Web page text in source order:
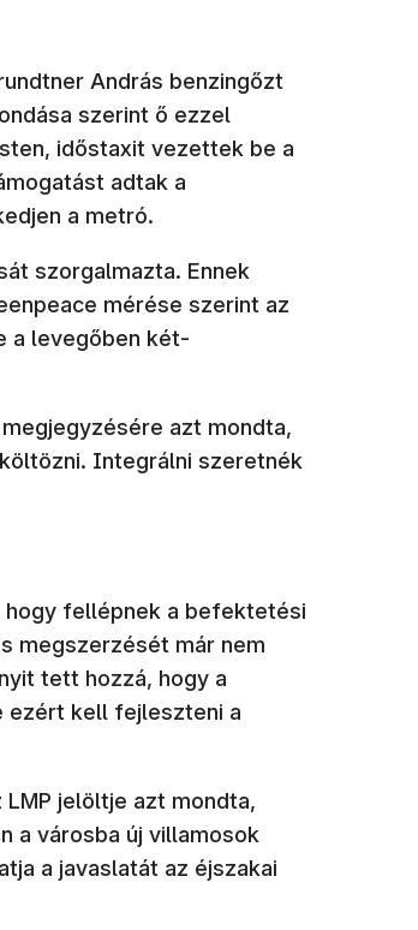
András benzingőzt
szerint ő ezzel
időstaxit vezettek be a
adtak a
a metró.
szorgalmazta. Ennek
mérése szerint az
a levegőben két-
azt mondta,
Integrálni szeretnék
hogy fellépnek a befektetési
megszerzését már nem
tett hozzá, hogy a
ezért kell fejleszteni a
jelöltje azt mondta,
a városba új villamosok
a javaslatát az éjszakai